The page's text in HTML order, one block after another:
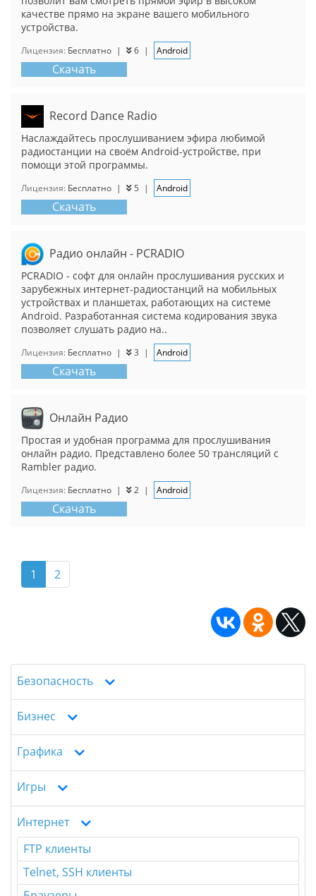
качестве прямо на экране вашего мобильного
устройства.
Лицензия: Бесплатно | 6 | Android
Скачать
Record Dance Radio
Наслаждайтесь прослушиванием эфира любимой
радиостанции на своём Android-устройстве, при
помощи этой программы.
Лицензия: Бесплатно | 5 | Android
Скачать
Радио онлайн - PCRADIO
PCRADIO - софт для онлайн прослушивания русских и
зарубежных интернет-радиостанций на мобильных
устройствах и планшетах, работающих на системе
Android. Разработанная система кодирования звука
позволяет слушать радио на..
Лицензия: Бесплатно | 3 | Android
Скачать
Онлайн Радио
Простая и удобная программа для прослушивания
онлайн радио. Представлено более 50 трансляций с
Rambler радио.
Лицензия: Бесплатно | 2 | Android
Скачать
1 2
Безопасность
Бизнес
Графика
Игры
Интернет
FTP клиенты
Telnet, SSH клиенты